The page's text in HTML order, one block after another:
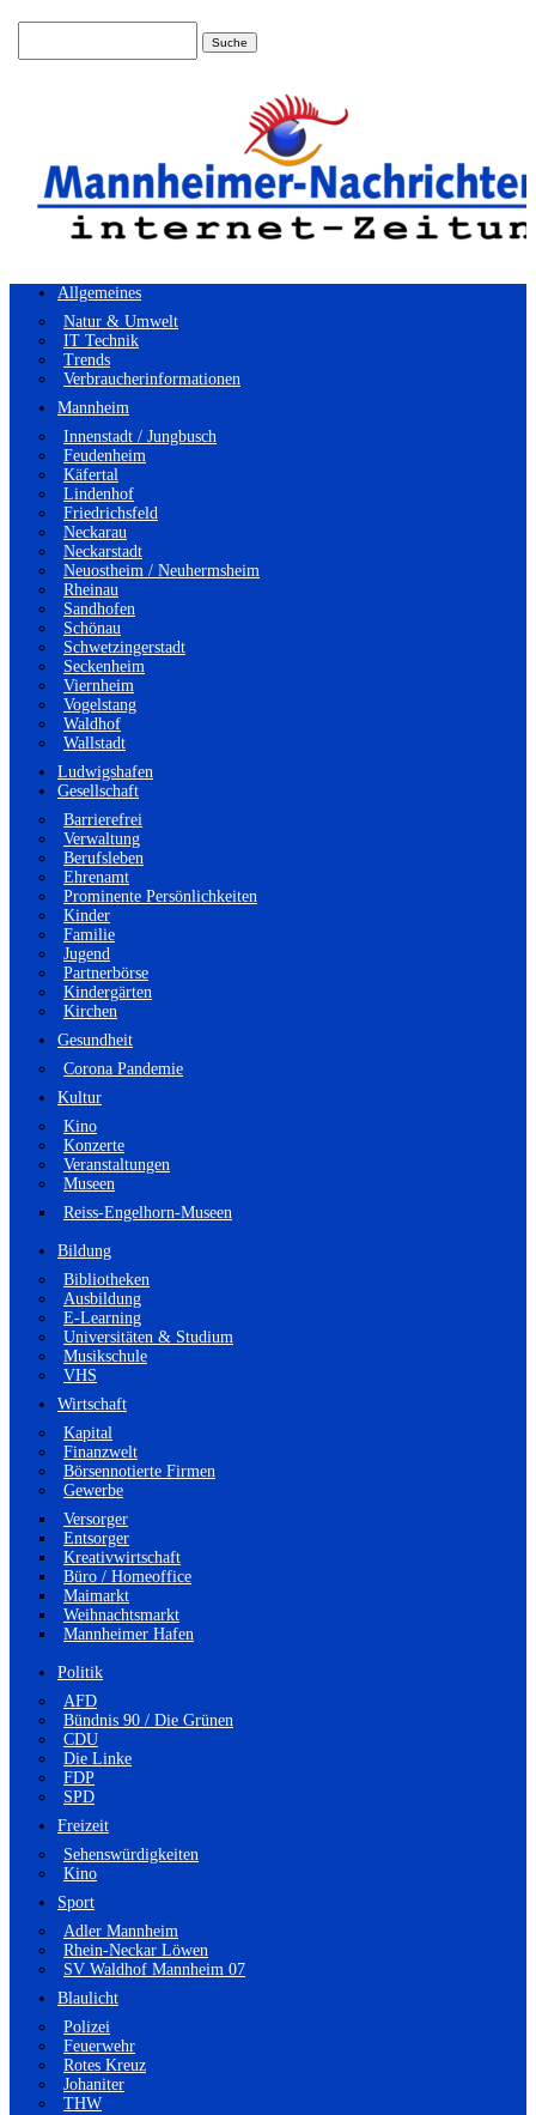
Allgemeines
Natur & Umwelt
IT Technik
Trends
Verbraucherinformationen
Mannheim
Innenstadt / Jungbusch
Feudenheim
Käfertal
Lindenhof
Friedrichsfeld
Neckarau
Neckarstadt
Neuostheim / Neuhermsheim
Rheinau
Sandhofen
Schönau
Schwetzingerstadt
Seckenheim
Viernheim
Vogelstang
Waldhof
Wallstadt
Ludwigshafen
Gesellschaft
Barrierefrei
Verwaltung
Berufsleben
Ehrenamt
Prominente Persönlichkeiten
Kinder
Familie
Jugend
Partnerbörse
Kindergärten
Kirchen
Gesundheit
Corona Pandemie
Kultur
Kino
Konzerte
Veranstaltungen
Museen
Reiss-Engelhorn-Museen
Bildung
Bibliotheken
Ausbildung
E-Learning
Universitäten & Studium
Musikschule
VHS
Wirtschaft
Kapital
Finanzwelt
Börsennotierte Firmen
Gewerbe
Versorger
Entsorger
Kreativwirtschaft
Büro / Homeoffice
Maimarkt
Weihnachtsmarkt
Mannheimer Hafen
Politik
AFD
Bündnis 90 / Die Grünen
CDU
Die Linke
FDP
SPD
Freizeit
Sehenswürdigkeiten
Kino
Sport
Adler Mannheim
Rhein-Neckar Löwen
SV Waldhof Mannheim 07
Blaulicht
Polizei
Feuerwehr
Rotes Kreuz
Johaniter
THW